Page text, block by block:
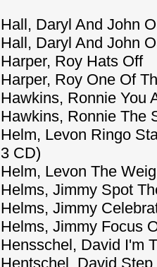
Hall, Daryl And John
Hall, Daryl And John
Harper, Roy Hats Off
Harper, Roy One Of
Hawkins, Ronnie You
Hawkins, Ronnie The
Helm, Levon Ringo
3 CD)
Helm, Levon The
Helms, Jimmy Spot
Helms, Jimmy
Helms, Jimmy Focus
Hensschel, David I'm
Hentschel, David